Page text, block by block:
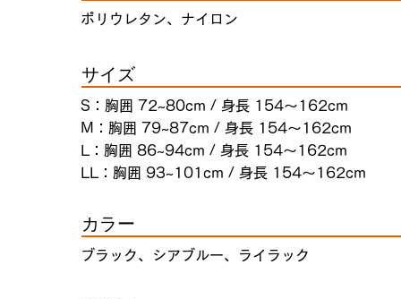
ポリウレタン、ナイロン
サイズ
S：胸囲 72~80cm / 身長 154～162cm
M：胸囲 79~87cm / 身長 154～162cm
L：胸囲 86~94cm / 身長 154～162cm
LL：胸囲 93~101cm / 身長 154～162cm
カラー
ブラック、シアブルー、ライラック